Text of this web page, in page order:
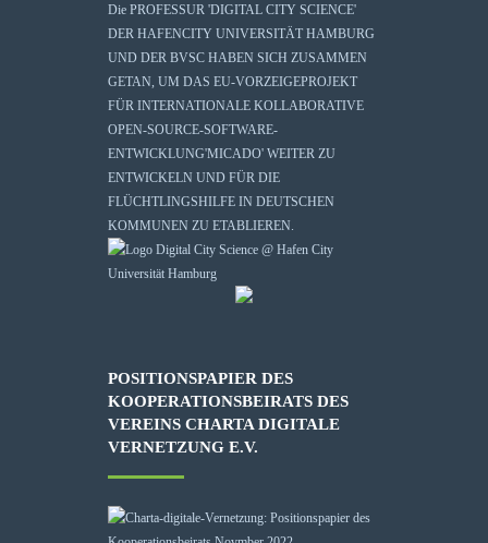
Die PROFESSUR 'DIGITAL CITY SCIENCE'
DER HAFENCITY UNIVERSITÄT HAMBURG
UND DER BVSC HABEN SICH ZUSAMMEN
GETAN, UM DAS EU-VORZEIGEPROJEKT
FÜR INTERNATIONALE KOLLABORATIVE
OPEN-SOURCE-SOFTWARE-
ENTWICKLUNG'MICADO' WEITER ZU
ENTWICKELN UND FÜR DIE
FLÜCHTLINGSHILFE IN DEUTSCHEN
KOMMUNEN ZU ETABLIEREN.
POSITIONSPAPIER DES
KOOPERATIONSBEIRATS DES
VEREINS CHARTA DIGITALE
VERNETZUNG E.V.